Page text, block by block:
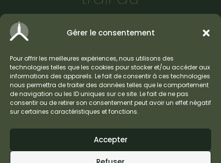
Gérer le consentement
Pour offrir les meilleures expériences, nous utilisons des
technologies telles que les cookies pour stocker et/ou accéder aux
informations des appareils. Le fait de consentir à ces technologies
nous permettra de traiter des données telles que le comportement
de navigation ou les ID uniques sur ce site. Le fait de ne pas
consentir ou de retirer son consentement peut avoir un effet négatif
sur certaines caractéristiques et fonctions.
Accepter
Mont
Ventoux
!